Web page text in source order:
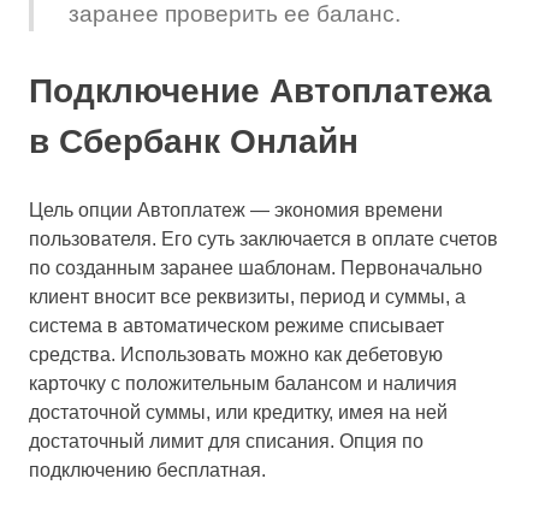
заранее проверить ее баланс.
Подключение Автоплатежа
в Сбербанк Онлайн
Цель опции Автоплатеж — экономия времени
пользователя. Его суть заключается в оплате счетов
по созданным заранее шаблонам. Первоначально
клиент вносит все реквизиты, период и суммы, а
система в автоматическом режиме списывает
средства. Использовать можно как дебетовую
карточку с положительным балансом и наличия
достаточной суммы, или кредитку, имея на ней
достаточный лимит для списания. Опция по
подключению бесплатная.